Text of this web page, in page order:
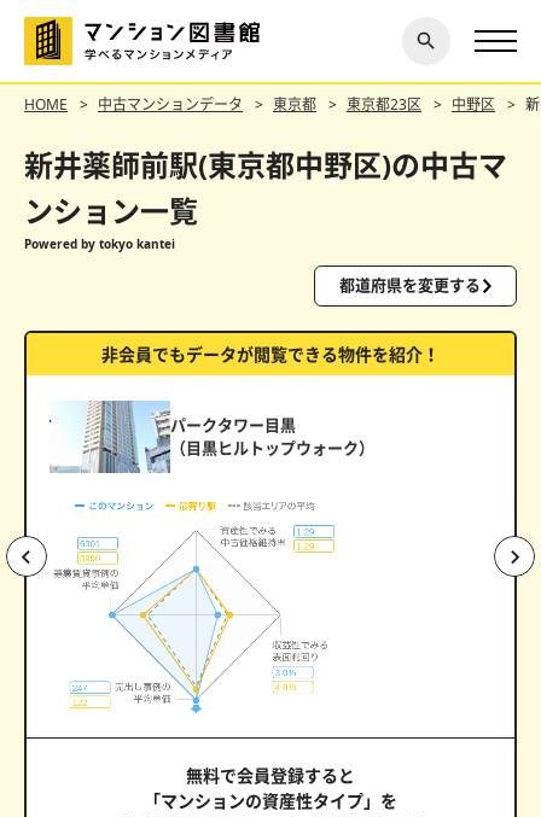
探す
閉じ
る
HOME 中古マンションデータ 東京都 東京都23区 中野区
新井薬師前駅(東京都中野区)の中古マ
ンション一覧
Powered by tokyo kantei
都道府県を変更する
非会員でもデータが閲覧できる物件を紹介！
パークタワー目黒
（目黒ヒルトップウォーク）
無料で会員登録すると
「マンションの資産性タイプ」を